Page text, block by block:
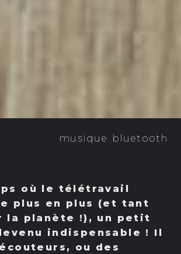
bluetooth
musique
où le télétravail
plus en plus (et tant
la planète !), un petit
indispensable ! Il
ou des